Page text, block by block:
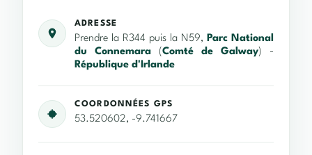
ADRESSE
Prendre la R344 puis la N59, Parc National
du Connemara (Comté de Galway) -
République d'Irlande
COORDONNÉES GPS
53.520602, -9.741667